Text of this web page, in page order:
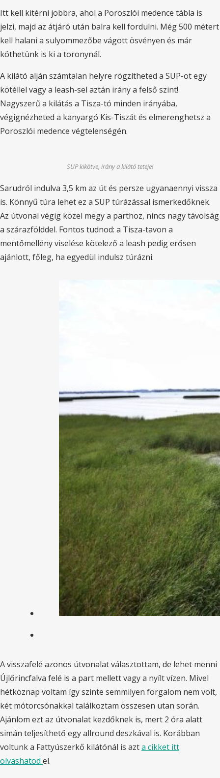
Itt kell kitérni jobbra, ahol a Poroszlói medence tábla is
jelzi, majd az átjáró után balra kell fordulni. Még 500 métert
kell halani a sulyommezőbe vágott ösvényen és már
köthetünk is ki a toronynál.
A kilátó alján számtalan helyre rögzítheted a SUP-ot egy
kötéllel vagy a leash-sel aztán irány a felső szint!
Nagyszerű a kilátás a Tisza-tó minden irányába,
végignézheted a kanyargó Kis-Tiszát és elmerenghetsz a
Poroszlói medence végtelenségén.
SUP kikötve, irány a kilátó teteje!
Sarudról indulva 3,5 km az út és persze ugyanaennyi vissza
is. Könnyű túra lehet ez a SUP túrázással ismerkedőknek.
Az útvonal végig közel megy a parthoz, nincs nagy távolság
a szárazfölddel. Fontos tudnod: a Tisza-tavon a
mentőmellény viselése kötelező a leash pedig erősen
ajánlott, főleg, ha egyedül indulsz túrázni.
A visszafelé azonos útvonalat választottam, de lehet menni
Újlőrincfalva felé is a part mellett vagy a nyílt vízen. Mivel
hétköznap voltam így szinte semmilyen forgalom nem volt,
két mótorcsónakkal találkoztam összesen utan során.
Ajánlom ezt az útvonalat kezdőknek is, mert 2 óra alatt
simán teljesíthető egy allround deszkával is. Korábban
voltunk a Fattyúszerkő kilátónál is azta cikket itt
olvashatod el.